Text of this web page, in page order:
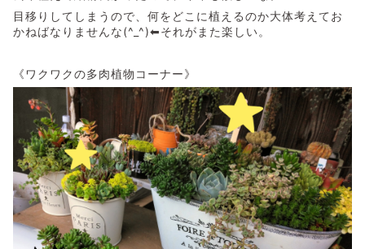
目移りしてしまうので、何をどこに植えるのか大体考えてお
かねばなりませんな(^_^)⬅それがまた楽しい。
《ワクワクの多肉植物コーナー》